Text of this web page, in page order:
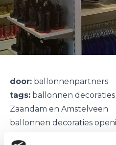
door: ballonnenpartners
tags: ballonnen
Zaandam en Amstelveen
ballonnen decoraties